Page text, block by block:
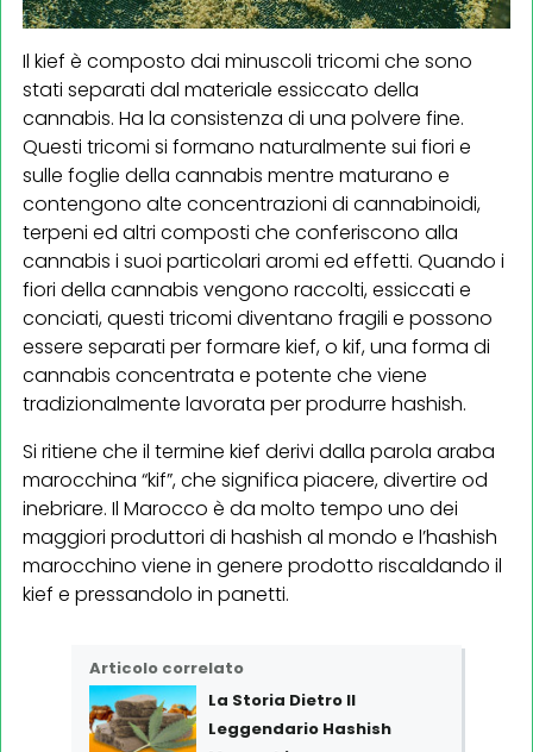
Il kief è composto dai minuscoli tricomi che sono
stati separati dal materiale essiccato della
cannabis. Ha la consistenza di una polvere fine.
Questi tricomi si formano naturalmente sui fiori e
sulle foglie della cannabis mentre maturano e
contengono alte concentrazioni di cannabinoidi,
terpeni ed altri composti che conferiscono alla
cannabis i suoi particolari aromi ed effetti. Quando i
fiori della cannabis vengono raccolti, essiccati e
conciati, questi tricomi diventano fragili e possono
essere separati per formare kief, o kif, una forma di
cannabis concentrata e potente che viene
tradizionalmente lavorata per produrre hashish.
Si ritiene che il termine kief derivi dalla parola araba
marocchina “kif”, che significa piacere, divertire od
inebriare. Il Marocco è da molto tempo uno dei
maggiori produttori di hashish al mondo e l’hashish
marocchino viene in genere prodotto riscaldando il
kief e pressandolo in panetti.
Articolo correlato
La Storia Dietro Il
Leggendario Hashish